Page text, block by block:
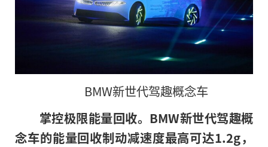
BMW新世代驾趣概念车
掌控极限能量回收。 BMW新世代驾趣概
念车的能量回收制动减速度最高可达1.2g，